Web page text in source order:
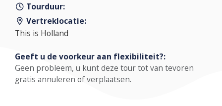
Tourduur:
Vertreklocatie:
This is Holland
Geeft u de voorkeur aan flexibiliteit?:
Geen probleem, u kunt deze tour tot van tevoren
gratis annuleren of verplaatsen.